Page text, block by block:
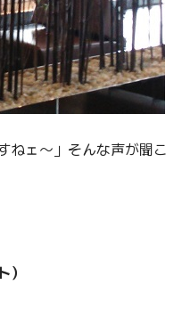
ねェ～」そんな声が聞こ